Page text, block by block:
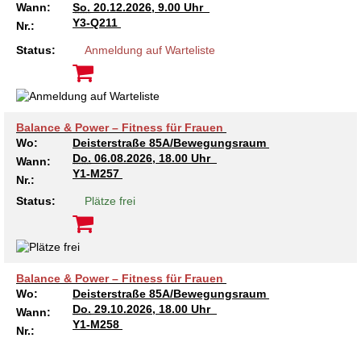
Wann:
So. 20.12.2026, 9.00 Uhr
Nr.:
Y3-Q211
Status: Anmeldung auf Warteliste
Balance & Power – Fitness für Frauen
Wo:
Deisterstraße 85A/Bewegungsraum
Wann:
Do. 06.08.2026, 18.00 Uhr
Nr.:
Y1-M257
Status: Plätze frei
Balance & Power – Fitness für Frauen
Wo:
Deisterstraße 85A/Bewegungsraum
Wann:
Do. 29.10.2026, 18.00 Uhr
Nr.:
Y1-M258